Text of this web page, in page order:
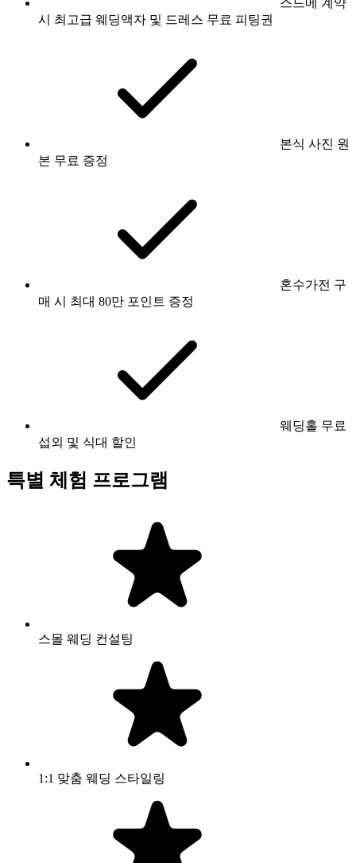
시 최고급 웨딩액자 및 드레스 무료 피팅권
본식 사진 원
본 무료 증정
혼수가전 구
매 시 최대 80만 포인트 증정
웨딩홀 무료
섭외 및 식대 할인
특별 체험 프로그램
스몰 웨딩 컨설팅
1:1 맞춤 웨딩 스타일링